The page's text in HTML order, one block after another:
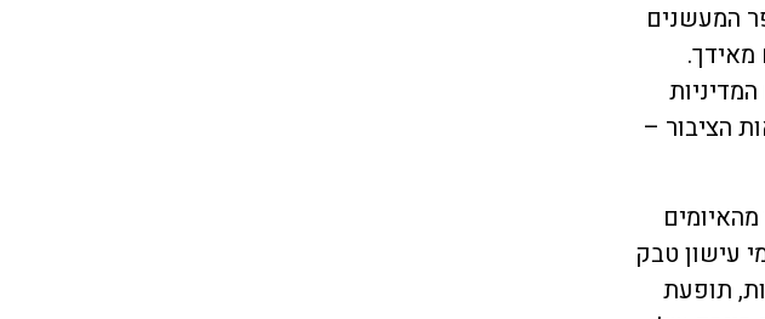
המעשנים
הציבור –
עישון טבק
תופעת